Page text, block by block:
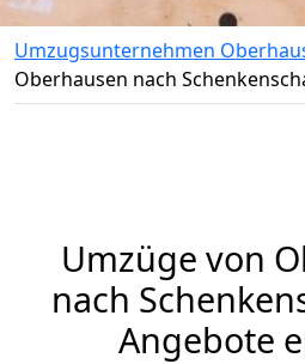
Umzugsunternehmen
Oberhausen nach
Umzüge von
nach
Angebote